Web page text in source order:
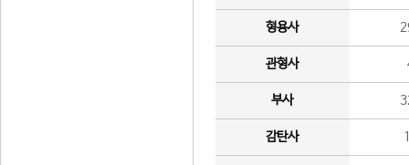
형용사
관형사
부사
감탄사